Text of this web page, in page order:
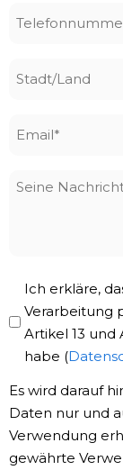
Seine
Privacy
Policy
Ich erkläre,
Verarbeitung
Artikel 13 und
habe (
Es wird darauf
Daten nur und
Verwendung
gewährte